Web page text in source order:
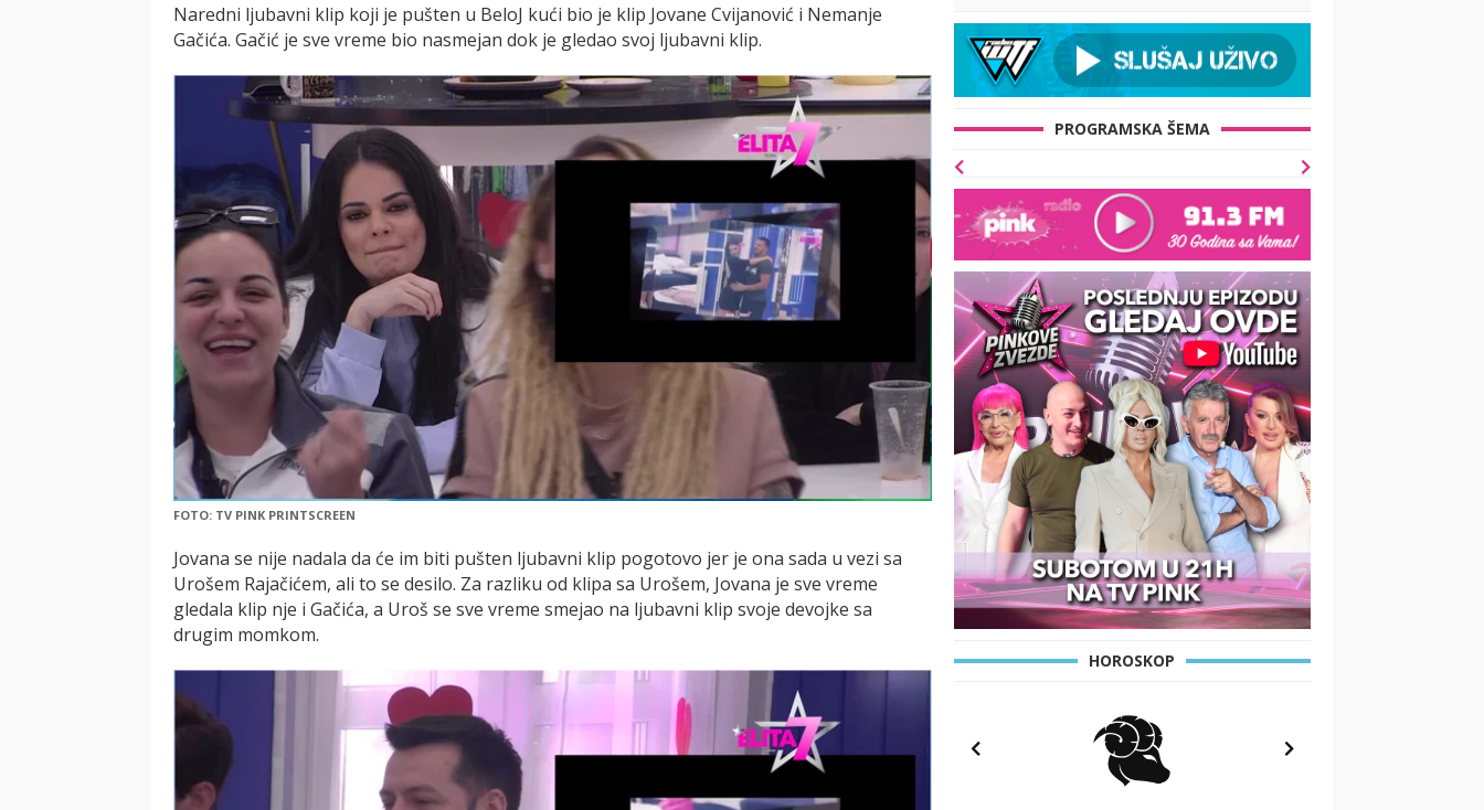
Naredni ljubavni klip koji je pušten u BeloJ kući bio je klip Jovane Cvijanović i Nemanje
Gačića. Gačić je sve vreme bio nasmejan dok je gledao svoj ljubavni klip.
FOTO: TV PINK PRINTSCREEN
Jovana se nije nadala da će im biti pušten ljubavni klip pogotovo jer je ona sada u vezi sa
Urošem Rajačićem, ali to se desilo. Za razliku od klipa sa Urošem, Jovana je sve vreme
gledala klip nje i Gačića, a Uroš se sve vreme smejao na ljubavni klip svoje devojke sa
drugim momkom.
Spomenut i Raletov odnos sa
Slobom!
PROGRAMSKA ŠEMA
HOROSKOP